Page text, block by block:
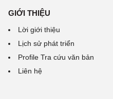
GIỚI THIỆU
Lời giới thiệu
Lịch sử phát triển
Profile Tra cứu văn bản
Liên hệ